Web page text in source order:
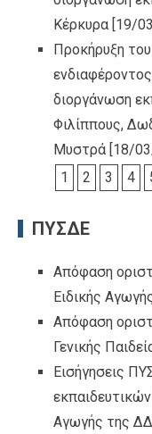
Κέρκυρα [19/
Προκήρυξη
διοργάνωση
Φιλίππους,
Μυστρά [18/
1
2 3 4
ΠΥΣΔΕ
Απόφαση
Ειδικής
Απόφαση
Γενικής
Εισήγησεις
εκπαιδευτικών
Αγωγής της